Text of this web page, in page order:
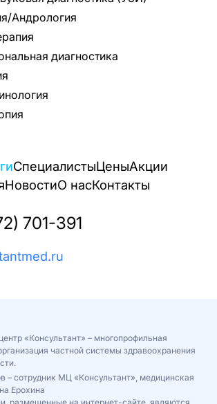
Андрология
диагностика
СпециалистыЦеныАкции
НовостиО насКонтакты
701-391
«Консультант» – многопрофильная
частной системы здравоохранения
– сотрудник МЦ «Консультант», медицинская
Ерохина